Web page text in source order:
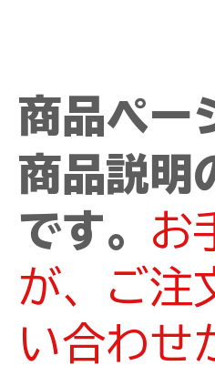
商品ペー
商品説明
です。 お
が、ご注
い合わせ